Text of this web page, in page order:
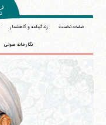
صفحه نخست زندگینامه و گاهشمار
نگارخانه صوتی